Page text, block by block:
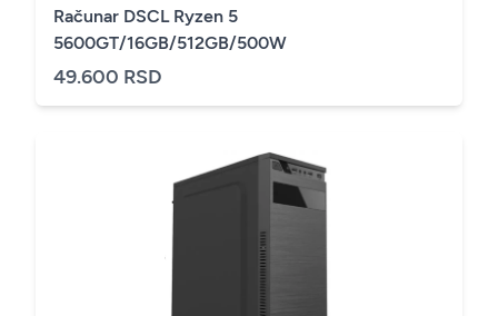
Računar DSCL Ryzen 5
5600GT/16GB/512GB/500W
49.600 RSD